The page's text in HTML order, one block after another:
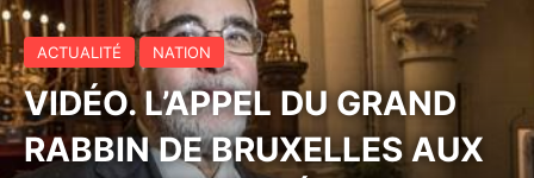
ACTUALITÉ NATION
VIDÉO. L’APPEL DU GRAND
RABBIN DE BRUXELLES AUX